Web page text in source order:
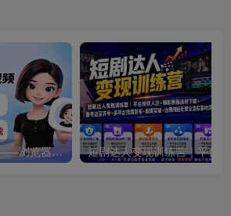
豆包生成15秒视频——浏览器插件：豆包/Dola 视频图片无水印下载 + 解锁15秒视频生成